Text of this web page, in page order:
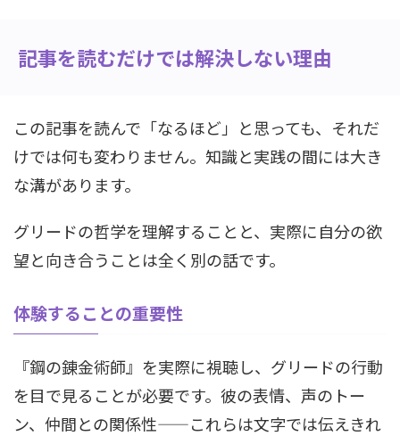
記事を読むだけでは解決しない理由
この記事を読んで「なるほど」と思っても、それだ
けでは何も変わりません。知識と実践の間には大き
な溝があります。
グリードの哲学を理解することと、実際に自分の欲
望と向き合うことは全く別の話です。
体験することの重要性
『鋼の錬金術師』を実際に視聴し、グリードの行動
を目で見ることが必要です。彼の表情、声のトー
ン、仲間との関係性——これらは文字では伝えきれ